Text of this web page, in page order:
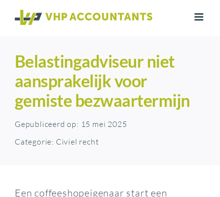
naar
Belastingadviseur niet
aansprakelijk voor
gemiste bezwaartermijn
Gepubliceerd op: 15 mei 2025
Categorie: Civiel recht
Een coffeeshopeigenaar start een